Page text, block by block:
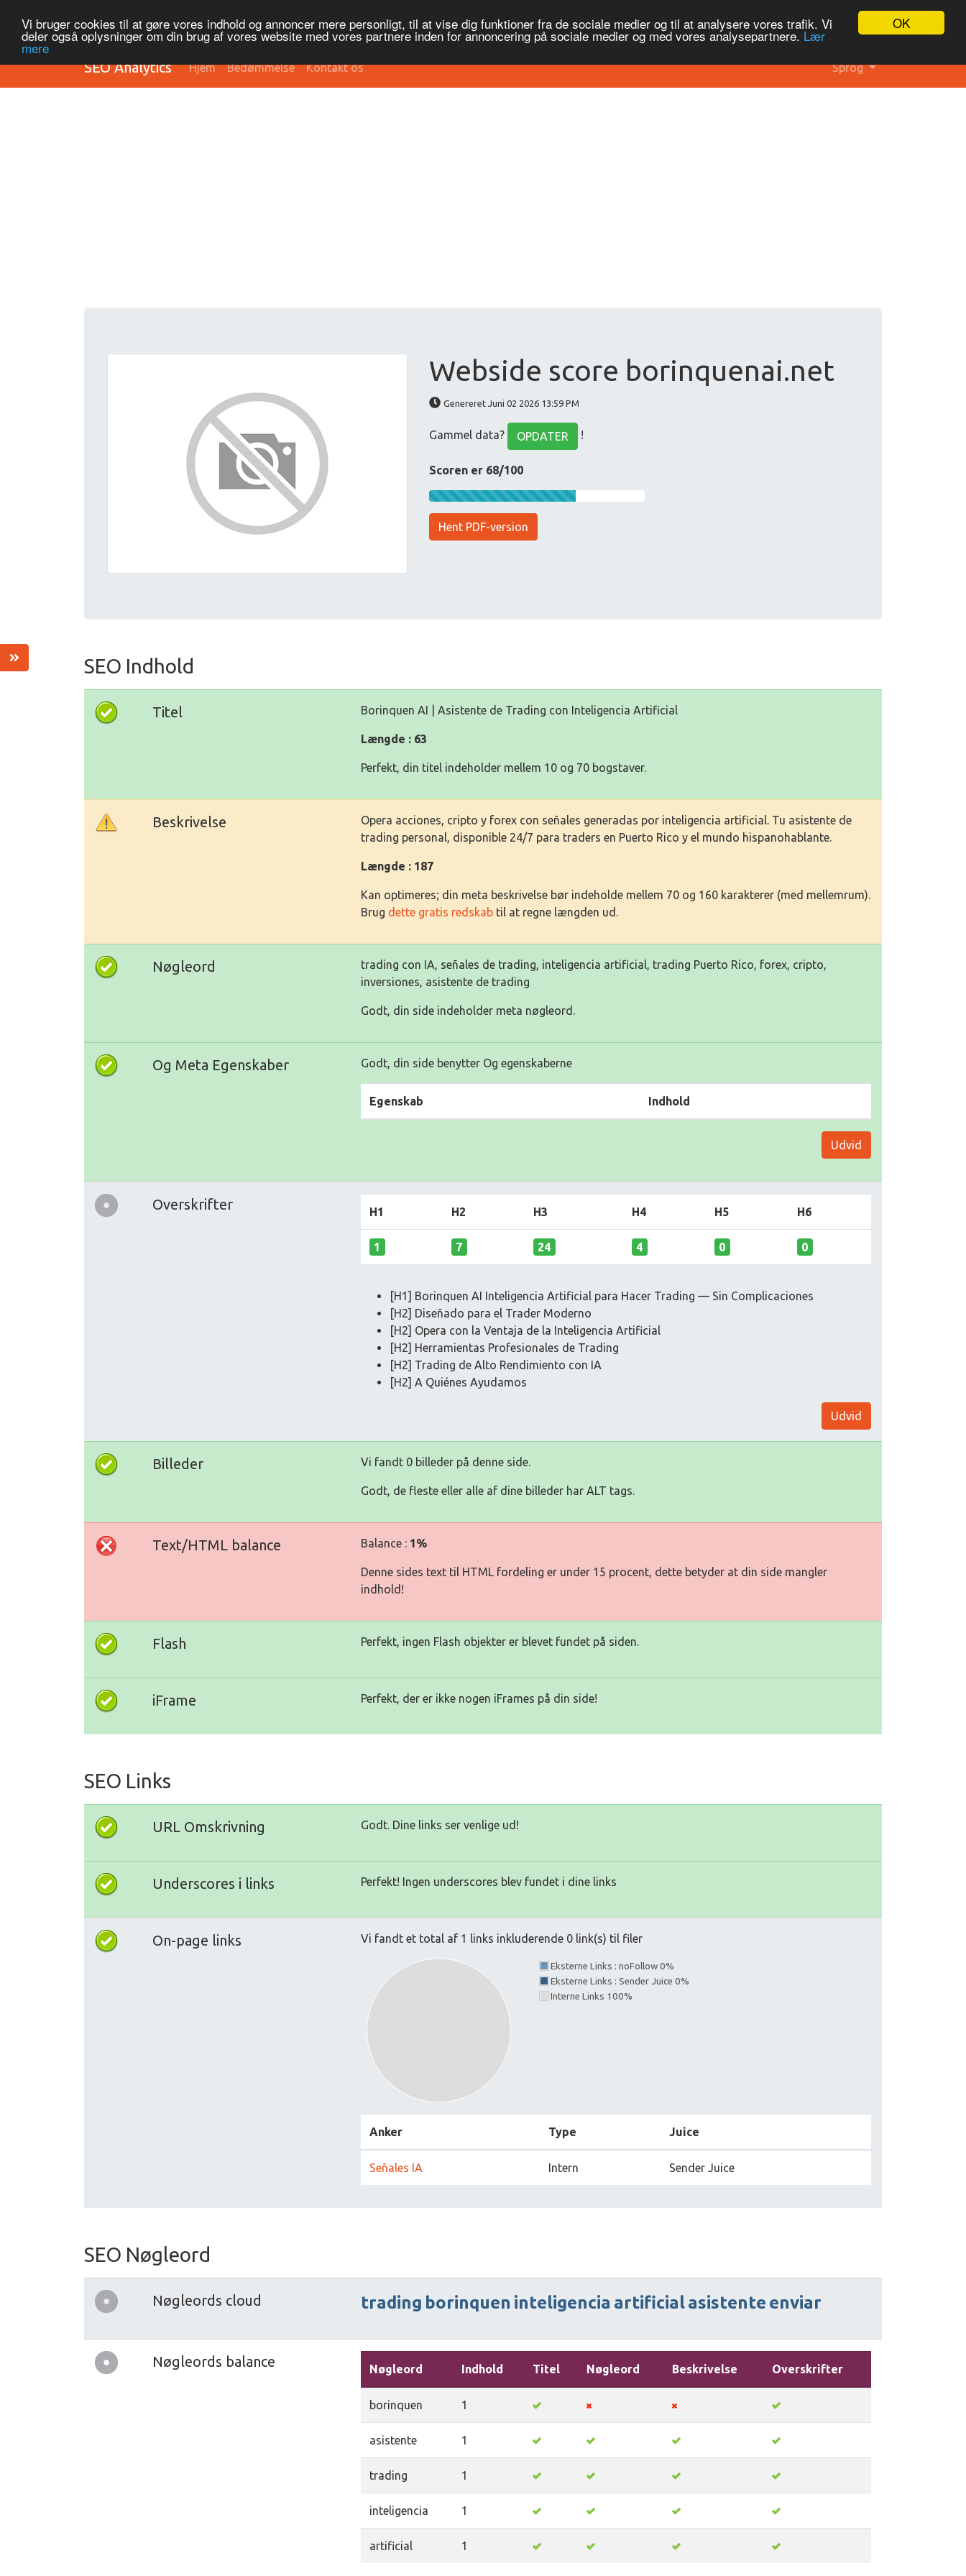
OK
Vi bruger cookies til at gøre vores indhold og annoncer mere personligt, til at vise dig funktioner fra de sociale medier og til at analysere vores trafik. Vi
deler også oplysninger om din brug af vores website med vores partnere inden for annoncering på sociale medier og med vores analysepartnere. Lær
mere
SEO Analytics Hjem Bedømmelse Kontakt os Sprog
Webside score borinquenai.net
Genereret Juni 02 2026 13:59 PM
Gammel data? OPDATER !
Scoren er 68/100
Hent PDF-version
SEO Indhold
Titel Borinquen AI | Asistente de Trading con Inteligencia Artificial
Længde : 63
Perfekt, din titel indeholder mellem 10 og 70 bogstaver.
Beskrivelse
Opera acciones, cripto y forex con señales generadas por inteligencia artificial. Tu asistente de
trading personal, disponible 24/7 para traders en Puerto Rico y el mundo hispanohablante.
Længde : 187
Kan optimeres; din meta beskrivelse bør indeholde mellem 70 og 160 karakterer (med mellemrum).
Brug dette gratis redskab til at regne længden ud.
Nøgleord
trading con IA, señales de trading, inteligencia artificial, trading Puerto Rico, forex, cripto,
inversiones, asistente de trading
Godt, din side indeholder meta nøgleord.
Og Meta Egenskaber Godt, din side benytter Og egenskaberne
Egenskab Indhold
Udvid
Overskrifter H1 H2 H3 H4 H5 H6
1 7 24 4 0 0
[H1] Borinquen AI Inteligencia Artificial para Hacer Trading — Sin Complicaciones
[H2] Diseñado para el Trader Moderno
[H2] Opera con la Ventaja de la Inteligencia Artificial
[H2] Herramientas Profesionales de Trading
[H2] Trading de Alto Rendimiento con IA
[H2] A Quiénes Ayudamos
Udvid
Billeder Vi fandt 0 billeder på denne side.
Godt, de fleste eller alle af dine billeder har ALT tags.
Text/HTML balance Balance : 1%
Denne sides text til HTML fordeling er under 15 procent, dette betyder at din side mangler
indhold!
Flash Perfekt, ingen Flash objekter er blevet fundet på siden.
iFrame Perfekt, der er ikke nogen iFrames på din side!
SEO Links
URL Omskrivning Godt. Dine links ser venlige ud!
Underscores i links Perfekt! Ingen underscores blev fundet i dine links
On-page links Vi fandt et total af 1 links inkluderende 0 link(s) til filer
Eksterne Links : noFollow 0%
Eksterne Links : Sender Juice 0%
Interne Links 100%
Anker Type Juice
Señales IA Intern Sender Juice
SEO Nøgleord
Nøgleords cloud trading borinquen inteligencia artificialasistente enviar
Nøgleords balance Nøgleord Indhold Titel Nøgleord Beskrivelse Overskrifter
borinquen 1
asistente 1
trading 1
inteligencia 1
artificial 1